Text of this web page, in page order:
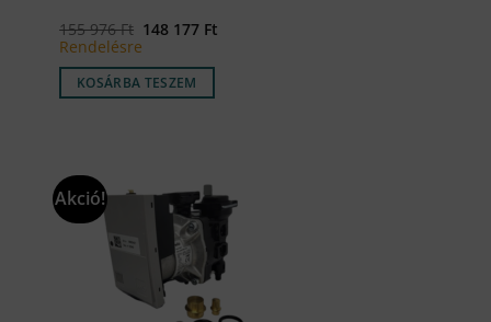
155 976Ft Original
155
976 Ft.
148 177 Ft
Rendelésre
KOSÁRBA TESZEM
Akció!